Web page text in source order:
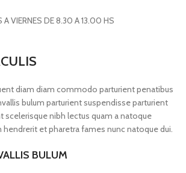
A VIERNES DE 8.30 A 13.00 HS
diam diam commodo parturient penatibus
bulum parturient suspendisse parturient
scelerisque nibh lectus quam a natoque
hendrerit et pharetra fames nunc natoque dui.
BULUM